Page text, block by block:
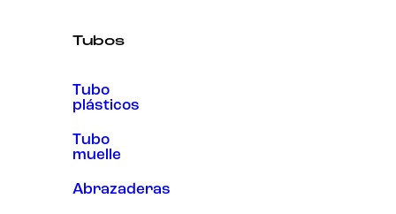
Tubos
Tubo
plásticos
Tubo
muelle
Abrazaderas